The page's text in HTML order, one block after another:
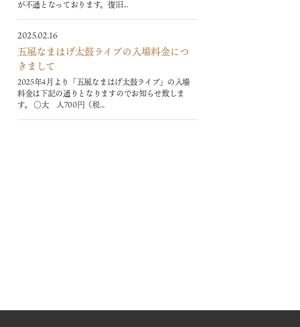
が不通となっております。復旧...
2025.02.16
五風なまはげ太鼓ライブの入場料金につ
きまして
2025年4月より「五風なまはげ太鼓ライブ」の入場
料金は下記の通りとなりますのでお知らせ致しま
す。 〇大 人700円（税...